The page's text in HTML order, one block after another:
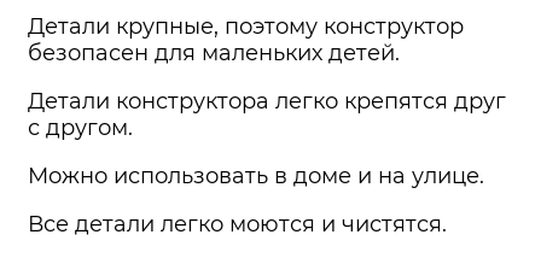
Детали крупные, поэтому конструктор
безопасен для маленьких детей.
Детали конструктора легко крепятся друг
с другом.
Можно использовать в доме и на улице.
Все детали легко моются и чистятся.